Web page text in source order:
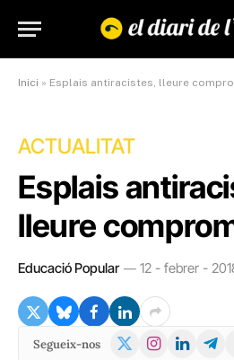
Inici » Esplais antiracistes, lleure
ACTUALITAT
Esplais
lleure
Educació Popular 12 - febrer -
Segueix-nos
X
Instagram
LinkedIn